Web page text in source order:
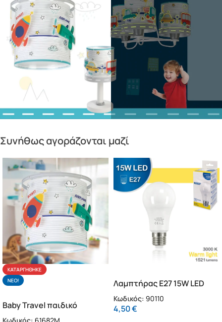
Συνήθως αγοράζονται μαζί
ΚΑΤΑΡΓΉΘΗΚΕ
NΕΟ!
Baby Travel παιδικό
φωτιστικό οροφής
Κωδικός: 61682M
Λαμπτήρας Ε27 15W LED
(90110)
Κωδικός: 90110
4,50€